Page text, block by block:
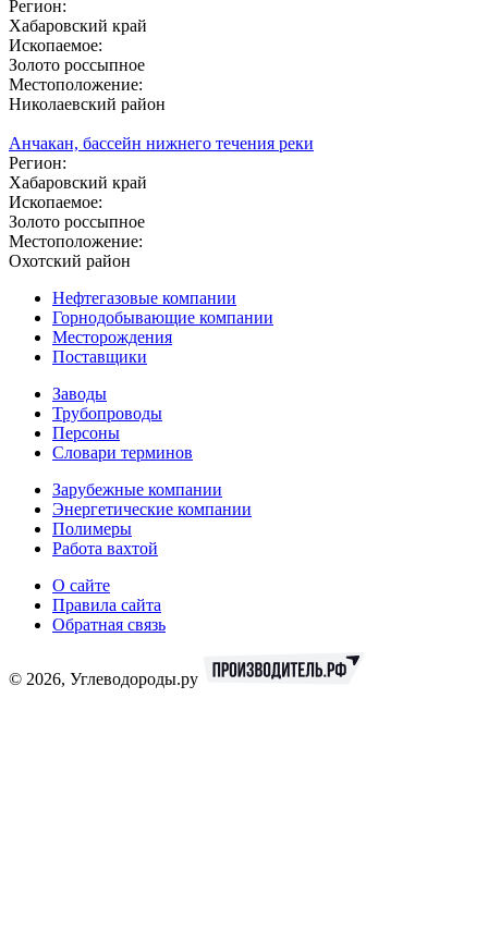
Регион:
Хабаровский край
Ископаемое:
Золото россыпное
Местоположение:
Николаевский район
Анчакан, бассейн нижнего течения реки
Регион:
Хабаровский край
Ископаемое:
Золото россыпное
Местоположение:
Охотский район
Нефтегазовые компании
Горнодобывающие компании
Месторождения
Поставщики
Заводы
Трубопроводы
Персоны
Словари терминов
Зарубежные компании
Энергетические компании
Полимеры
Работа вахтой
О сайте
Правила сайта
Обратная связь
© 2026, Углеводороды.ру